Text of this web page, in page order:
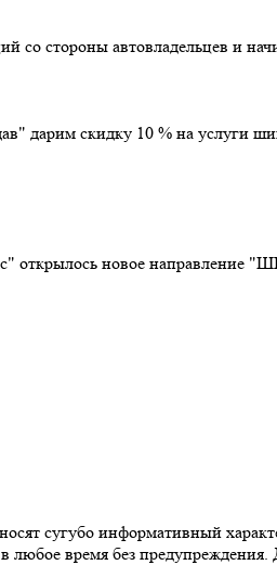
стороны автовладельцев и
дарим скидку 10 % на услуги
открылось новое
сугубо информативный
время без